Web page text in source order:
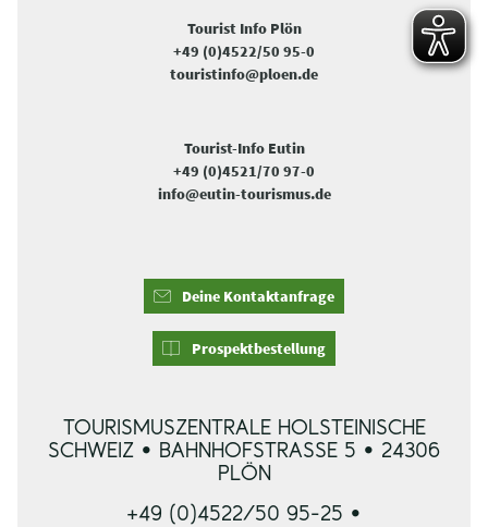
Tourist Info Plön
+49 (0)4522/50 95-0
touristinfo@ploen.de
Tourist-Info Eutin
+49 (0)4521/70 97-0
info@eutin-tourismus.de
Deine Kontaktanfrage
Prospektbestellung
TOURISMUSZENTRALE HOLSTEINISCHE
SCHWEIZ • BAHNHOFSTRASSE 5 • 24306 P
LÖN
+49 (0)4522/50 95-25 •